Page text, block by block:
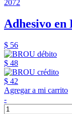
2072
Adhesivo
$ 56
$ 48
$ 42
Agregar a mi carrito
-